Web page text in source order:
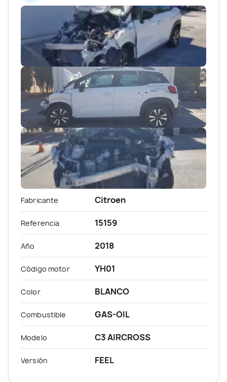
Fabricante Citroen
Referencia 15159
Año 2018
Código motor YH01
Color BLANCO
Combustible GAS-OIL
Modelo C3 AIRCROSS
Versión FEEL